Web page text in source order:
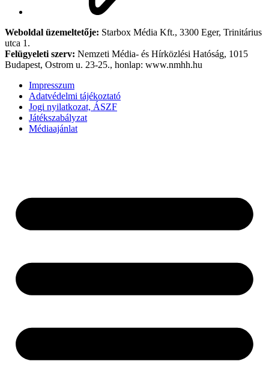
Weboldal üzemeltetője: Starbox Média Kft., 3300 Eger, Trinitárius
utca 1.
Felügyeleti szerv: Nemzeti Média- és Hírközlési Hatóság, 1015
Budapest, Ostrom u. 23-25., honlap: www.nmhh.hu
Impresszum
Adatvédelmi tájékoztató
Jogi nyilatkozat, ÁSZF
Játékszabályzat
Médiaajánlat